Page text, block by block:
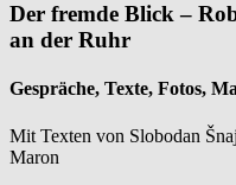
Der fremde Blick –
an der Ruhr
Gespräche, Texte, Fotos,
Mit Texten von Slobodan
Maron